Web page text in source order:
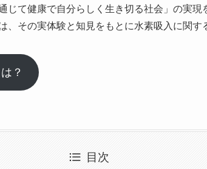
じて健康で自分らしく生き切る社会」の実現
、その実体験と知見をもとに水素吸入に関す
？
目次